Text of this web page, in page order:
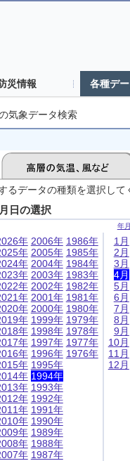
災情報 各種デ
気象データ検索
データの種類を選択して
日の選択
年
年
年
年
年
年
年
年
年
年
年
年
年
年
年
年
年
年
年
年
年
2006年
2005年
2004年
2003年
2002年
2001年
2000年
1999年
1998年
1997年
1996年
1995年
1994年
1993年
1992年
1991年
1990年
1989年
1988年
1987年
1986年
1985年
1984年
1983年
1982年
1981年
1980年
1979年
1978年
1977年
1976年
1月
2月
3月
4月
5月
6月
7月
8月
9月
10月
11月
12月